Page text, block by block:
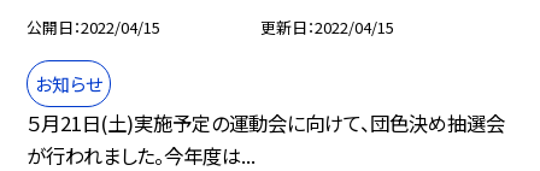
公開日 2022/04/15 更新日 2022/04/15
お知らせ
５月21日(土)実施予定の運動会に向けて、団色決め抽選会
が行われました。今年度は...